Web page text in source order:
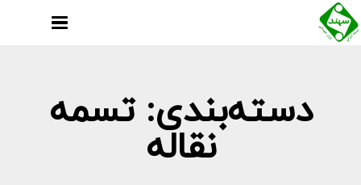
دسته‌بندی: تسمه
نقاله